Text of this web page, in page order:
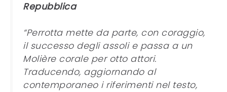
Repubblica
“Perrotta mette da parte, con coraggio,
il successo degli assoli e passa a un
Molière corale per otto attori.
Traducendo, aggiornando al
contemporaneo i riferimenti nel testo,